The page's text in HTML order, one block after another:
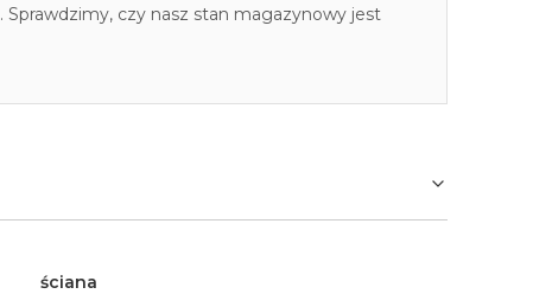
. Sprawdzimy, czy nasz stan magazynowy jest
ściana